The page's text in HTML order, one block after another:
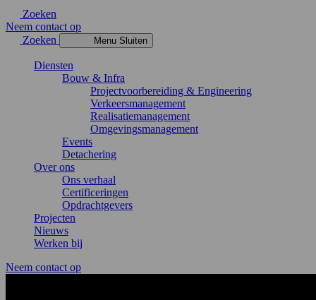
Zoeken
Neem contact op
Zoeken
Menu Sluiten
Diensten
Bouw & Infra
Projectvoorbereiding & Engineering
Verkeersmanagement
Realisatiemanagement
Omgevingsmanagement
Events
Detachering
Over ons
Ons verhaal
Certificeringen
Opdrachtgevers
Projecten
Nieuws
Werken bij
Neem contact op